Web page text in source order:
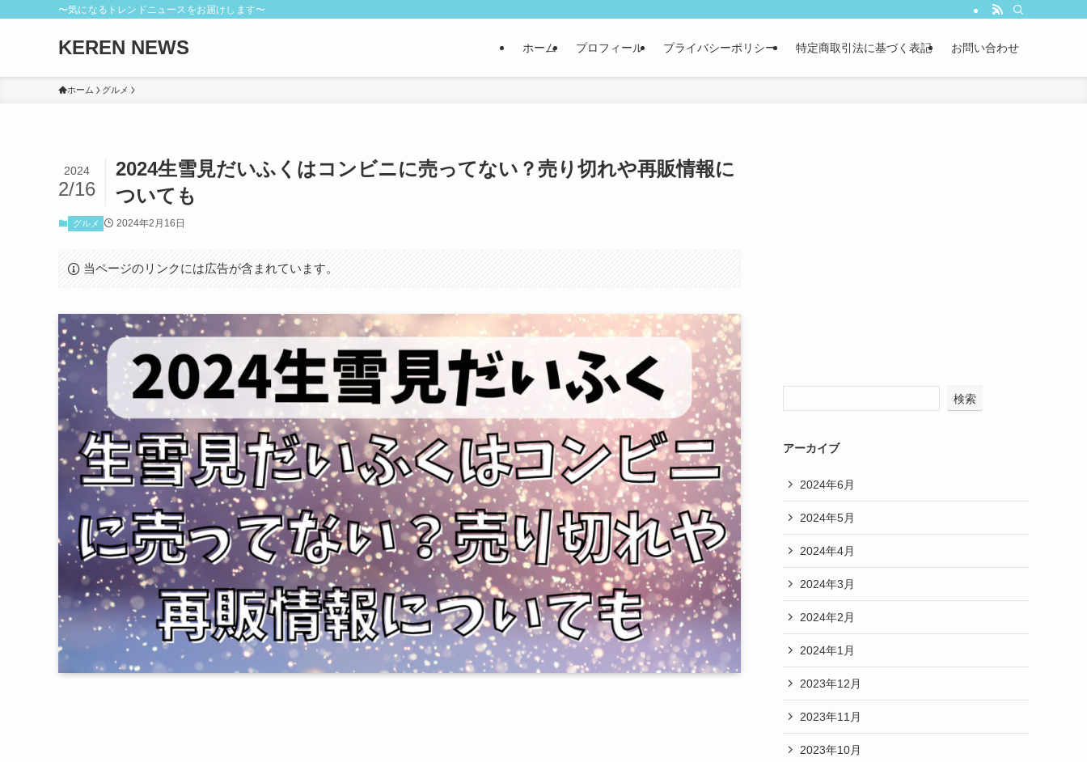
〜気になるトレンドニュースをお届けします〜
KEREN NEWS ホーム プロフィール プライバシーポリシー 特定商取引法に基づく表記 お問い合わせ
ホーム グルメ
2024生雪見だいふくはコンビニに売ってない？売り切れや再販情報に
ついても
2024
2/16
グルメ 2024年2月16日
当ページのリンクには広告が含まれています。
検索
アーカイブ
2024年6月
2024年5月
2024年4月
2024年3月
2024年2月
2024年1月
2023年12月
2023年11月
2023年10月